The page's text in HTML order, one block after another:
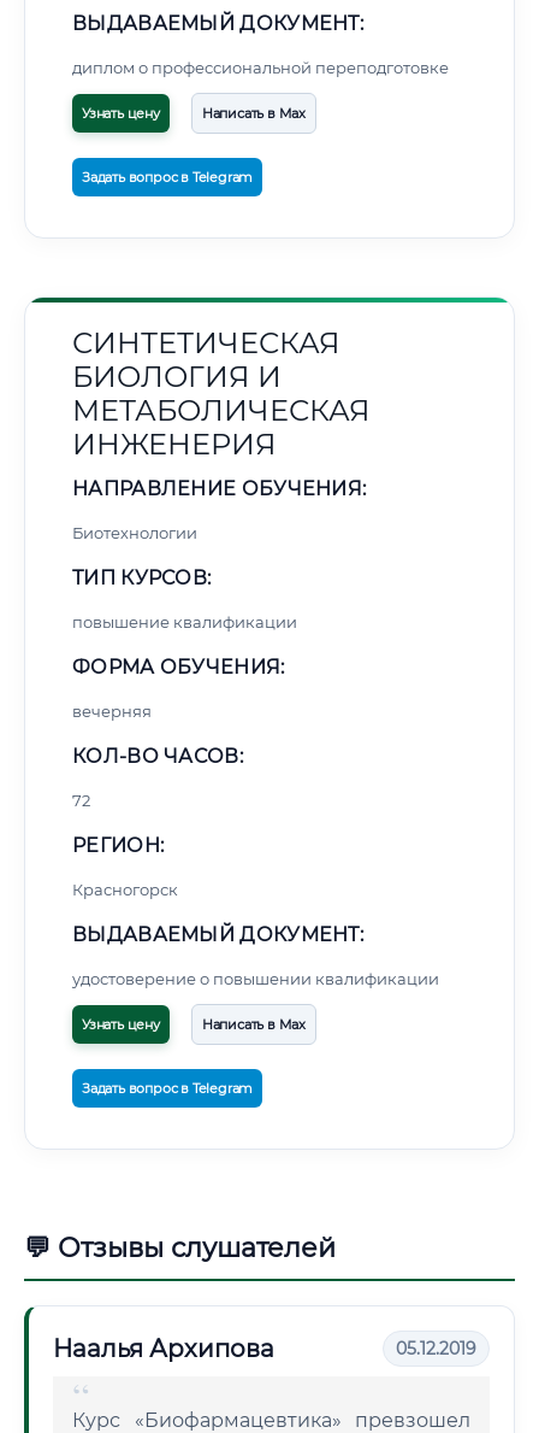
ВЫДАВАЕМЫЙ ДОКУМЕНТ:
диплом о профессиональной переподготовке
Узнать цену Написать в Max
Задать вопрос в Telegram
СИНТЕТИЧЕСКАЯ
БИОЛОГИЯ И
МЕТАБОЛИЧЕСКАЯ
ИНЖЕНЕРИЯ
НАПРАВЛЕНИЕ ОБУЧЕНИЯ:
Биотехнологии
ТИП КУРСОВ:
повышение квалификации
ФОРМА ОБУЧЕНИЯ:
вечерняя
КОЛ-ВО ЧАСОВ:
72
РЕГИОН:
Красногорск
ВЫДАВАЕМЫЙ ДОКУМЕНТ:
удостоверение о повышении квалификации
Узнать цену Написать в Max
Задать вопрос в Telegram
💬 Отзывы слушателей
Наалья Архипова 05.12.2019
Курс «Биофармацевтика» превзошел